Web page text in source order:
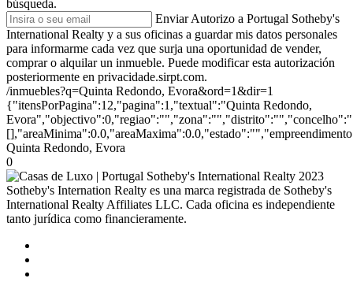
búsqueda.
Enviar Autorizo a Portugal Sotheby's
International Realty y a sus oficinas a guardar mis datos personales
para informarme cada vez que surja una oportunidad de vender,
comprar o alquilar un inmueble. Puede modificar esta autorización
posteriormente en privacidade.sirpt.com.
/inmuebles?q=Quinta Redondo, Evora&ord=1&dir=1
{"itensPorPagina":12,"pagina":1,"textual":"Quinta Redondo,
Quinta Redondo, Evora
0
2023
Sotheby's Internation Realty es una marca registrada de Sotheby's
International Realty Affiliates LLC. Cada oficina es independiente
tanto jurídica como financieramente.